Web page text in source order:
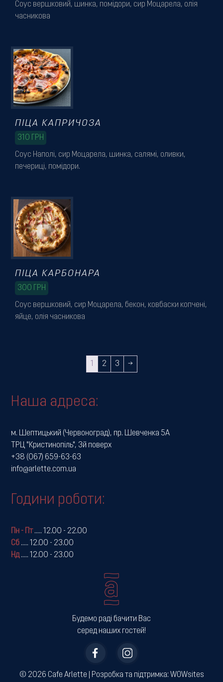
Соус вершковий, шинка, помідори, сир Моцарела, олія
часникова
Соус Наполі, сир Моцарела, шинка, салямі, оливки,
печериці, помідори.
ПІЦА КАПРИЧОЗА
310 ГРН
Соус вершковий, сир Моцарела, бекон, ковбаски копчені,
яйце, олія часникова
ПІЦА КАРБОНАРА
300 ГРН
2 3 →
Наша адреса:
м. Шептицький (Червоноград), пр. Шевченка 5А
ТРЦ "Кристинопіль", 3й поверх
+38 (067) 659-63-63
info@arlette.com.ua
Будемо раді бачити Вас
серед наших гостей!
Години роботи:
Пн - Пт..... 12.00 - 22.00
Сб ..... 12.00 - 23.00
Нд..... 12.00 - 23.00
© 2026 Cafe Arlette | ­Розробка та підтримка: WOWsites